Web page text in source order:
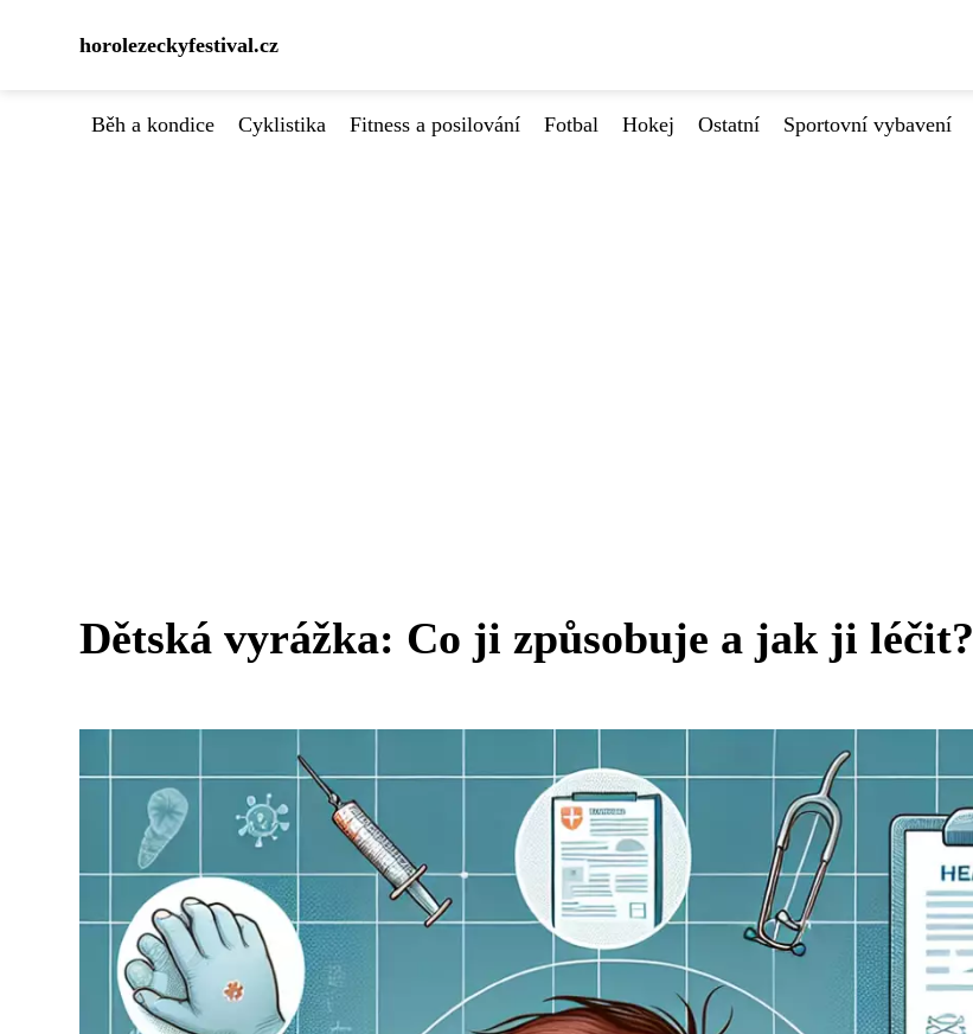
horolezeckyfestival.cz
Běh a kondice Cyklistika Fitness a posilování Fotbal Hokej Ostatní Sportovní vybavení
Dětská vyrážka: Co ji způsobuje a jak ji léčit?